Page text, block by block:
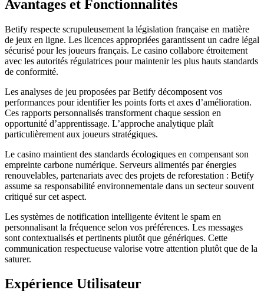
Avantages et Fonctionnalités
Betify respecte scrupuleusement la législation française en matière
de jeux en ligne. Les licences appropriées garantissent un cadre légal
sécurisé pour les joueurs français. Le casino collabore étroitement
avec les autorités régulatrices pour maintenir les plus hauts standards
de conformité.
Les analyses de jeu proposées par Betify décomposent vos
performances pour identifier les points forts et axes d’amélioration.
Ces rapports personnalisés transforment chaque session en
opportunité d’apprentissage. L’approche analytique plaît
particulièrement aux joueurs stratégiques.
Le casino maintient des standards écologiques en compensant son
empreinte carbone numérique. Serveurs alimentés par énergies
renouvelables, partenariats avec des projets de reforestation : Betify
assume sa responsabilité environnementale dans un secteur souvent
critiqué sur cet aspect.
Les systèmes de notification intelligente évitent le spam en
personnalisant la fréquence selon vos préférences. Les messages
sont contextualisés et pertinents plutôt que génériques. Cette
communication respectueuse valorise votre attention plutôt que de la
saturer.
Expérience Utilisateur